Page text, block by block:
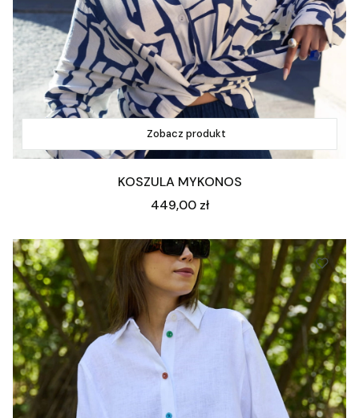
Zobacz produkt
KOSZULA MYKONOS
Cena
449,00 zł